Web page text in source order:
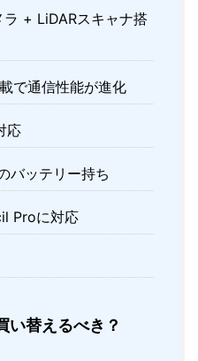
ラ + LiDARスキャナ搭
で通信性能が進化
応
バッテリー持ち
Proに対応
い替えるべき？